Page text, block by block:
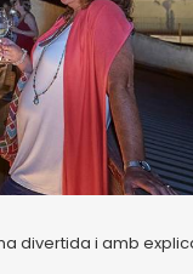
divertida i amb